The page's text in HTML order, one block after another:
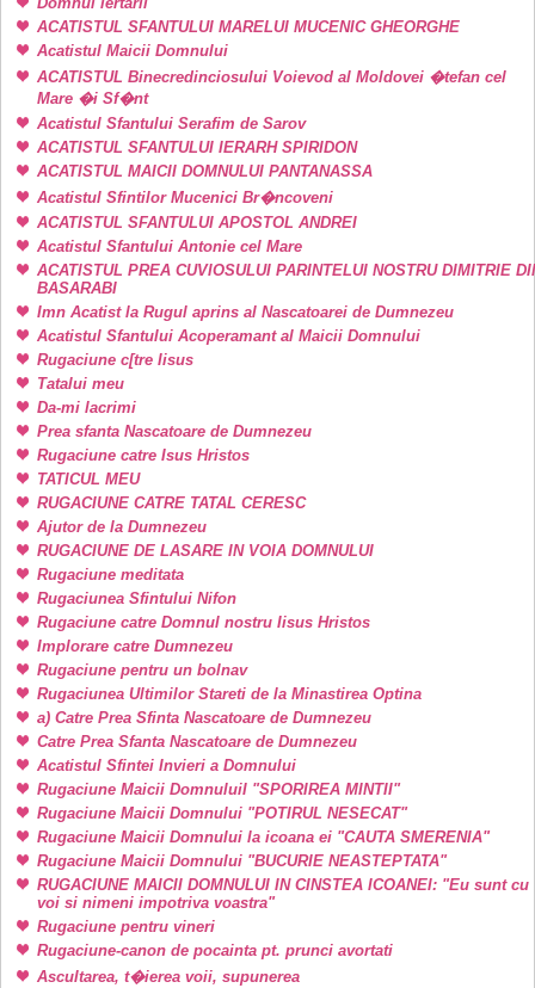
ACATISTUL SFANTULUI MARELUI MUCENIC GHEORGHE
Acatistul Maicii Domnului
ACATISTUL Binecredinciosului Voievod al Moldovei �tefan cel
Mare �i Sf�nt
Acatistul Sfantului Serafim de Sarov
ACATISTUL SFANTULUI IERARH SPIRIDON
ACATISTUL MAICII DOMNULUI PANTANASSA
Acatistul Sfintilor Mucenici Br�ncoveni
ACATISTUL SFANTULUI APOSTOL ANDREI
Acatistul Sfantului Antonie cel Mare
ACATISTUL PREA CUVIOSULUI PARINTELUI NOSTRU DIMITRIE
BASARABI
Imn Acatist la Rugul aprins al Nascatoarei de Dumnezeu
Acatistul Sfantului Acoperamant al Maicii Domnului
Rugaciune c[tre Iisus
Tatalui meu
Da-mi lacrimi
Prea sfanta Nascatoare de Dumnezeu
Rugaciune catre Isus Hristos
TATICUL MEU
RUGACIUNE CATRE TATAL CERESC
Ajutor de la Dumnezeu
RUGACIUNE DE LASARE IN VOIA DOMNULUI
Rugaciune meditata
Rugaciunea Sfintului Nifon
Rugaciune catre Domnul nostru Iisus Hristos
Implorare catre Dumnezeu
Rugaciune pentru un bolnav
Rugaciunea Ultimilor Stareti de la Minastirea Optina
a) Catre Prea Sfinta Nascatoare de Dumnezeu
Catre Prea Sfanta Nascatoare de Dumnezeu
Acatistul Sfintei Invieri a Domnului
Rugaciune Maicii DomnuluiI "SPORIREA MINTII"
Rugaciune Maicii Domnului "POTIRUL NESECAT"
Rugaciune Maicii Domnului la icoana ei "CAUTA SMERENIA"
Rugaciune Maicii Domnului "BUCURIE NEASTEPTATA"
RUGACIUNE MAICII DOMNULUI IN CINSTEA ICOANEI: "Eu sunt cu
voi si nimeni impotriva voastra"
Rugaciune pentru vineri
Rugaciune-canon de pocainta pt. prunci avortati
Ascultarea, t�ierea voii, supunerea